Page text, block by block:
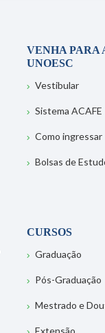
VENHA PARA
UNOESC
Vestibular
Sistema ACAFE
Como ingressar
Bolsas de
CURSOS
Graduação
Pós-Graduação
Mestrado e
Extensão